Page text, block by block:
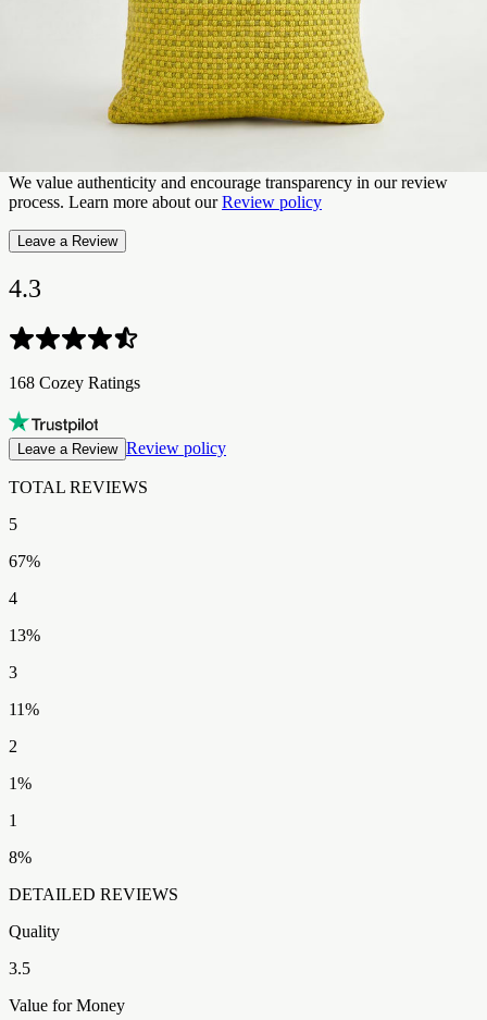
Value for Money
We value authenticity and encourage transparency in our review
process. Learn more about ourReview policy
Leave a Review
4.3
168 Cozey Ratings​​​​‌ ‍ ​‍​‍‌‍ ‌ ​‍‌‍‍‌‌‍‌ ‌‍‍‌‌‍ ‍​‍​‍​ ‍‍​‍​‍‌ ​ ‌‍​‌‌‍ ‍‌‍‍‌‌ ‌​‌ ‍‌​‍ ‍‌‍‍‌‌‍ ​‍​‍​‍ ​​‍​‍‌‍‍​‌ ​‍‌‍‌‌‌‍‌‍​‍​‍​ ‍‍​‍​‍‌‍‍​‌ ‌​‌ ‌​‌ ​​‌ ​ ​ ‍‍​‍ ​‍ ‌‍ ​‌‍ ‌‍​ ‌‍​‌‌‍ ​‌‍‍​‌‍ ‌ ​ ‌ ‌​​ ‍‍​ ​ ​ ​​​ ​​​ ​​​‍ ‌ ​ ‌ ‌​‌ ‌‌‌‍‌​‌‍‍‌‌‍ ​‍ ‌‍‍‌‌‍ ‍‌ ‌​‌‍‌‌‌‍ ‍‌ ‌​​‍ ‌‍‌‌‌‍‌​‌‍‍‌‌ ‌​​‍ ‌‍ ‌‌‍ ‌‍‌​‌‍‌‌​ ‌‌ ​​‌ ​‍‌‍‌‌‌ ​ ‌‍‌‌‌‍ ‍‌ ‌​‌‍​‌‌ ‌​‌‍‍‌‌‍ ‌‍ ‍​ ‍ ‌‍‍‌‌‍‌​​ ‌‌‍​ ​ ​​​ ‌‌​ ‍​​ ‌​​ ‍‌​ ‌‌​ ‌‌​‍ ‌​ ​‍‌‍​‍​ ​​‌‍‌‍​‍ ‌​ ‌​​ ​‌​ ‌​​ ​ ​‍ ‌‌‍​‍‌‍‌​‌‍‌‌​ ‌‍​‍ ‌​ ‌‌‌‍​‍‌‍​‌​ ​ ‌‍​‍‌‍‌​​ ‍​​ ​‍‌‍‌‍‌‍​ ‌‍​ ‌‍‌​​ ‍ ‌ ‌​‌ ‍‌‌ ​​‌‍‌‌​ ‌‌ ​​‌‍‌​‌ ​​​ ‍ ‌ ​​‌‍​‌‌ ‌​‌‍‍​​ ‌‌ ‌‍‌‍​‌‌‍ ​‌ ‌‌‌‍‌‌‌​​‌‌‍‌​‌‍‌​‌‍‌‌‌‍‌​‌‌​ ‌‍‌‌‌‍​ ‌ ‌​‌‍‍‌‌‍ ‌‍ ‍‌ ​ ​‍‌‌​ ‌‌‌​​‍‌‌ ‌‍‍ ‌‍‌‌‌ ‍‌​‍‌‌​ ​ ‌​‌​​‍‌‌​ ​ ‌​‌​​‍‌‌​ ​‍​ ​‍​ ‌ ​ ‍‌‌‍‌‌​ ​‍​ ‌ ‌‍‌‍‌‍‌​‌‍​‍​ ‌ ​ ‌​​ ​ ​ ‌ ​‍‌‌​ ​‍​ ​‍​‍‌‌​ ‌‌‌​‌​​‍ ‍‌ ​‍‌‍‌‌‌ ‌‍‌‍‍‌‌‍‌‌‌ ‌ ‌‌​ ‌ ‌‌‌‍ ‌‌‍ ‌‌‍​‌‌ ​‍‌ ‍‌‌‌‌​‌‍‌‌‌‍ ‌‌ ​​‌‍ ​‌‍​‌‌ ‌​‌‍‌‌​‍ ‍‌ ​ ‌ ‌‌‌‍ ‌‌‍ ‌‌‍​‌‌ ​‍‌ ‍‌‌​‌​‌‍​‌‌ ‌​‌‍​‌​‍ ‍‌ ‌​‌‍ ‌ ‌​‌‍​‌‌‍ ​‌‌​‍‌‍​‌‌ ‌​‌‍‍‌‌‍ ‍‌‍‌ ‌‌‌​‌‍‌‌‌ ‍​‌ ‌​​ ‌‍​‍‌‍​‌‌ ​ ‌‍‌‌‌‌‌‌‌ ​‍‌‍ ​​ ‌‌‍‍​‌ ‌​‌ ‌​‌ ​​‌ ​ ​‍‌‌​ ​ ‌​​‌​‍‌‌​ ​‍‌​‌‍​‍‌‌​ ​‍‌​‌‍‌‍ ​‌‍ ‌‍​ ‌‍​‌‌‍ ​‌‍‍​‌‍ ‌ ​ ‌ ‌​​‍‌‌​ ​ ‌​​‌​ ​ ​ ​​​ ​​​ ​​​‍‌‌​ ​‍‌​‌‍‌ ​ ‌ ‌​‌ ‌‌‌‍‌​‌‍‍‌‌‍ ​‍‌‍‌‍‍‌‌‍‌​​ ‌‌‍​ ​ ​​​ ‌‌​ ‍​​ ‌​​ ‍‌​ ‌‌​ ‌‌​‍ ‌​ ​‍‌‍​‍​ ​​‌‍‌‍​‍ ‌​ ‌​​ ​‌​ ‌​​ ​ ​‍ ‌‌‍​‍‌‍‌​‌‍‌‌​ ‌‍​‍ ‌​ ‌‌‌‍​‍‌‍​‌​ ​ ‌‍​‍‌‍‌​​ ‍​​ ​‍‌‍‌‍‌‍​ ‌‍​ ‌‍‌​​‍‌‍‌ ‌​‌ ‍‌‌ ​​‌‍‌‌​ ‌‌ ​​‌‍‌​‌ ​​​‍‌‍‌ ​​‌‍​‌‌ ‌​‌‍‍​​ ‌‌ ‌‍‌‍​‌‌‍ ​‌ ‌‌‌‍‌‌‌​​‌‌‍‌​‌‍‌​‌‍‌‌‌‍‌​‌‌​ ‌‍‌‌‌‍​ ‌ ‌​‌‍‍‌‌‍ ‌‍ ‍‌ ​ ​‍‌‌​ ‌‌‌​​‍‌‌ ‌‍‍ ‌‍‌‌‌ ‍‌​‍‌‌​ ​ ‌​‌​​‍‌‌​ ​ ‌​‌​​‍‌‌​ ​‍​ ​‍​ ‌ ​ ‍‌‌‍‌‌​ ​‍​ ‌ ‌‍‌‍‌‍‌​‌‍​‍​ ‌ ​ ‌​​ ​ ​ ‌ ​‍‌‌​ ​‍​ ​‍​‍‌‌​ ‌‌‌​‌​​‍ ‍‌ ​‍‌‍‌‌‌ ‌‍‌‍‍‌‌‍‌‌‌ ‌ ‌‌​ ‌ ‌‌‌‍ ‌‌‍ ‌‌‍​‌‌ ​‍‌ ‍‌‌‌‌​‌‍‌‌‌‍ ‌‌ ​​‌‍ ​‌‍​‌‌ ‌​‌‍‌‌​‍ ‍‌ ​ ‌ ‌‌‌‍ ‌‌‍ ‌‌‍​‌‌ ​‍‌ ‍‌‌​‌​‌‍​‌‌ ‌​‌‍​‌​‍ ‍‌ ‌​‌‍ ‌ ‌​‌‍​‌‌‍ ​‌‌​‍‌‍​‌‌ ‌​‌‍‍‌‌‍ ‍‌‍‌ ‌‌‌​‌‍‌‌‌ ‍​‌ ‌​​‍‌‍‌ ​​‌‍‌‌‌ ​‍‌ ​ ‌ ​​‌‍‌‌‌‍​ ‌ ‌​‌‍‍‌‌ ‌‍‌‍‌‌​ ‌‌ ​​‌ ‌‌‌‍​‍‌‍ ​‌‍‍‌‌ ​ ‌‍‍​‌‍‌‌‌‍‌​​‍​‍‌ ‌
Leave a Review Review policy
TOTAL REVIEWS​​​​‌ ‍ ​‍​‍‌‍ ‌ ​‍‌‍‍‌‌‍‌ ‌‍‍‌‌‍ ‍​‍​‍​ ‍‍​‍​‍‌ ​ ‌‍​‌‌‍ ‍‌‍‍‌‌ ‌​‌ ‍‌​‍ ‍‌‍‍‌‌‍ ​‍​‍​‍ ​​‍​‍‌‍‍​‌ ​‍‌‍‌‌‌‍‌‍​‍​‍​ ‍‍​‍​‍‌‍‍​‌ ‌​‌ ‌​‌ ​​‌ ​ ​ ‍‍​‍ ​‍ ‌‍ ​‌‍ ‌‍​ ‌‍​‌‌‍ ​‌‍‍​‌‍ ‌ ​ ‌ ‌​​ ‍‍​ ​ ​ ​​​ ​​​ ​​​‍ ‌ ​ ‌ ‌​‌ ‌‌‌‍‌​‌‍‍‌‌‍ ​‍ ‌‍‍‌‌‍ ‍‌ ‌​‌‍‌‌‌‍ ‍‌ ‌​​‍ ‌‍‌‌‌‍‌​‌‍‍‌‌ ‌​​‍ ‌‍ ‌‌‍ ‌‍‌​‌‍‌‌​ ‌‌ ​​‌ ​‍‌‍‌‌‌ ​ ‌‍‌‌‌‍ ‍‌ ‌​‌‍​‌‌ ‌​‌‍‍‌‌‍ ‌‍ ‍​ ‍ ‌‍‍‌‌‍‌​​ ‌‌‍​ ​ ​​​ ‌‌​ ‍​​ ‌​​ ‍‌​ ‌‌​ ‌‌​‍ ‌​ ​‍‌‍​‍​ ​​‌‍‌‍​‍ ‌​ ‌​​ ​‌​ ‌​​ ​ ​‍ ‌‌‍​‍‌‍‌​‌‍‌‌​ ‌‍​‍ ‌​ ‌‌‌‍​‍‌‍​‌​ ​ ‌‍​‍‌‍‌​​ ‍​​ ​‍‌‍‌‍‌‍​ ‌‍​ ‌‍‌​​ ‍ ‌ ‌​‌ ‍‌‌ ​​‌‍‌‌​ ‌‌ ​​‌‍‌​‌ ​​​ ‍ ‌ ​​‌‍​‌‌ ‌​‌‍‍​​ ‌‌ ‌‍‌‍​‌‌‍ ​‌ ‌‌‌‍‌‌‌​​‌‌‍‌​‌‍‌​‌‍‌‌‌‍‌​‌‌​ ‌‍‌‌‌‍​ ‌ ‌​‌‍‍‌‌‍ ‌‍ ‍‌ ​ ​‍‌‌​ ‌‌‌​​‍‌‌ ‌‍‍ ‌‍‌‌‌ ‍‌​‍‌‌​ ​ ‌​‌​​‍‌‌​ ​ ‌​‌​​‍‌‌​ ​‍​ ​‍​ ‌ ​ ‍‌‌‍‌‌​ ​‍​ ‌ ‌‍‌‍‌‍‌​‌‍​‍​ ‌ ​ ‌​​ ​ ​ ‌ ​‍‌‌​ ​‍​ ​‍​‍‌‌​ ‌‌‌​‌​​‍ ‍‌ ​‍‌‍‌‌‌ ‌‍‌‍‍‌‌‍‌‌‌ ‌ ‌‌​ ‌ ‌‌‌‍ ‌‌‍ ‌‌‍​‌‌ ​‍‌ ‍‌‌‌‌​‌‍‌‌‌‍ ‌‌ ​​‌‍ ​‌‍​‌‌ ‌​‌‍‌‌​‍ ‍‌‍​‍‌ ​‍‌‍‌‌‌‍​‌‌‍‍ ‌‍‌​‌‍ ‌ ‌ ‌‍ ‍‌​‌​‌‍​‌‌ ‌​‌‍​‌​‍ ‍‌ ‌​‌‍‍‌‌ ‌​‌‍ ​‌‍‌‌​ ‌‍​‍‌‍​‌‌ ​ ‌‍‌‌‌‌‌‌‌ ​‍‌‍ ​​ ‌‌‍‍​‌ ‌​‌ ‌​‌ ​​‌ ​ ​‍‌‌​ ​ ‌​​‌​‍‌‌​ ​‍‌​‌‍​‍‌‌​ ​‍‌​‌‍‌‍ ​‌‍ ‌‍​ ‌‍​‌‌‍ ​‌‍‍​‌‍ ‌ ​ ‌ ‌​​‍‌‌​ ​ ‌​​‌​ ​ ​ ​​​ ​​​ ​​​‍‌‌​ ​‍‌​‌‍‌ ​ ‌ ‌​‌ ‌‌‌‍‌​‌‍‍‌‌‍ ​‍‌‍‌‍‍‌‌‍‌​​ ‌‌‍​ ​ ​​​ ‌‌​ ‍​​ ‌​​ ‍‌​ ‌‌​ ‌‌​‍ ‌​ ​‍‌‍​‍​ ​​‌‍‌‍​‍ ‌​ ‌​​ ​‌​ ‌​​ ​ ​‍ ‌‌‍​‍‌‍‌​‌‍‌‌​ ‌‍​‍ ‌​ ‌‌‌‍​‍‌‍​‌​ ​ ‌‍​‍‌‍‌​​ ‍​​ ​‍‌‍‌‍‌‍​ ‌‍​ ‌‍‌​​‍‌‍‌ ‌​‌ ‍‌‌ ​​‌‍‌‌​ ‌‌ ​​‌‍‌​‌ ​​​‍‌‍‌ ​​‌‍​‌‌ ‌​‌‍‍​​ ‌‌ ‌‍‌‍​‌‌‍ ​‌ ‌‌‌‍‌‌‌​​‌‌‍‌​‌‍‌​‌‍‌‌‌‍‌​‌‌​ ‌‍‌‌‌‍​ ‌ ‌​‌‍‍‌‌‍ ‌‍ ‍‌ ​ ​‍‌‌​ ‌‌‌​​‍‌‌ ‌‍‍ ‌‍‌‌‌ ‍‌​‍‌‌​ ​ ‌​‌​​‍‌‌​ ​ ‌​‌​​‍‌‌​ ​‍​ ​‍​ ‌ ​ ‍‌‌‍‌‌​ ​‍​ ‌ ‌‍‌‍‌‍‌​‌‍​‍​ ‌ ​ ‌​​ ​ ​ ‌ ​‍‌‌​ ​‍​ ​‍​‍‌‌​ ‌‌‌​‌​​‍ ‍‌ ​‍‌‍‌‌‌ ‌‍‌‍‍‌‌‍‌‌‌ ‌ ‌‌​ ‌ ‌‌‌‍ ‌‌‍ ‌‌‍​‌‌ ​‍‌ ‍‌‌‌‌​‌‍‌‌‌‍ ‌‌ ​​‌‍ ​‌‍​‌‌ ‌​‌‍‌‌​‍ ‍‌‍​‍‌ ​‍‌‍‌‌‌‍​‌‌‍‍ ‌‍‌​‌‍ ‌ ‌ ‌‍ ‍‌​‌​‌‍​‌‌ ‌​‌‍​‌​‍ ‍‌ ‌​‌‍‍‌‌ ‌​‌‍ ​‌‍‌‌​‍‌‍‌ ​​‌‍‌‌‌ ​‍‌ ​ ‌ ​​‌‍‌‌‌‍​ ‌ ‌​‌‍‍‌‌ ‌‍‌‍‌‌​ ‌‌ ​​‌ ‌‌‌‍​‍‌‍ ​‌‍‍‌‌ ​ ‌‍‍​‌‍‌‌‌‍‌​​‍​‍‌ ‌
5
67%
4
13%
3
11%
2
1%
1
8%
DETAILED REVIEWS
Quality
3.5
Value for Money